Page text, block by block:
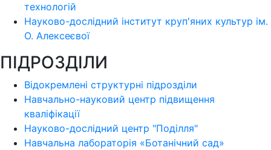
технологій
Науково-дослідний інститут круп'яних культур ім.
О. Алексеєвої
ПІДРОЗДІЛИ
Відокремлені структурні підрозділи
Навчально-науковий центр підвищення
кваліфікації
Науково-дослідний центр "Поділля"
Навчальна лабораторія «Ботанічний сад»